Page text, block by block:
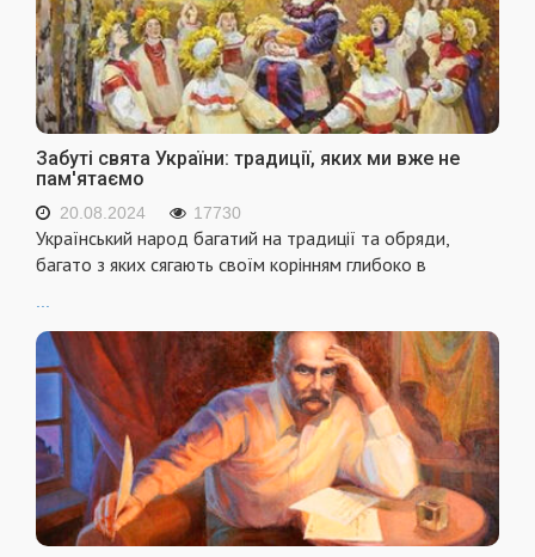
Забуті свята України: традиції, яких ми вже не
пам'ятаємо
20.08.2024 17730
Український народ багатий на традиції та обряди,
багато з яких сягають своїм корінням глибоко в